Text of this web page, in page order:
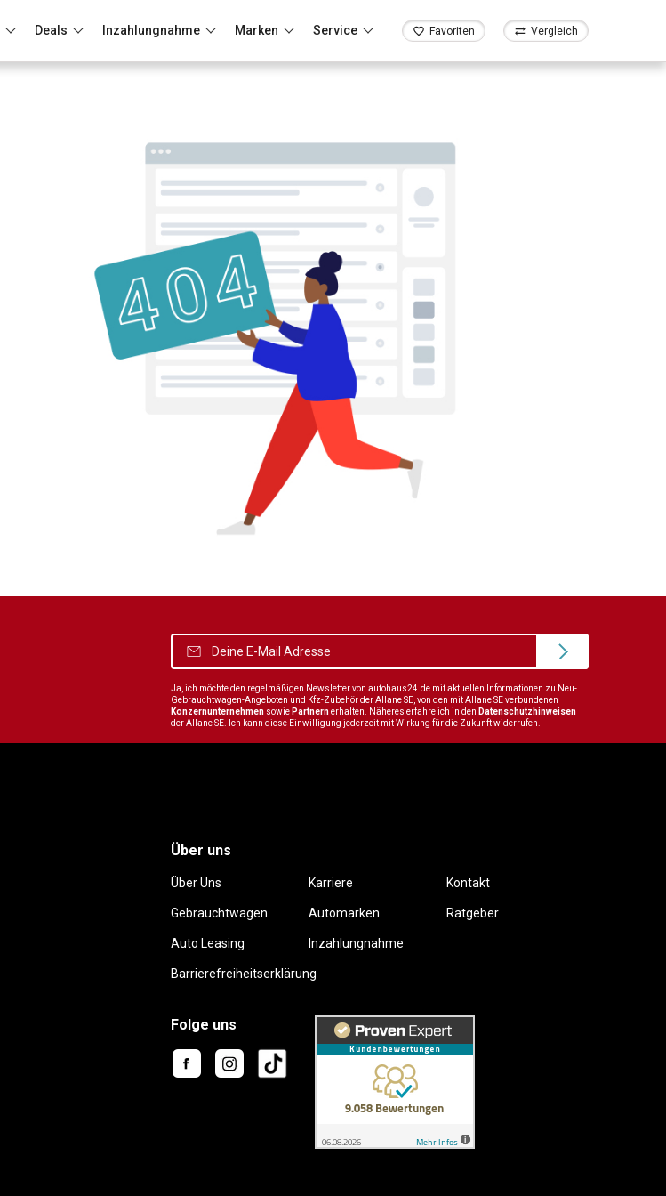
Deals Inzahlungnahme Marken Service Favoriten Vergleich
Ja, ich möchte den regelmäßigen Newsletter von autohaus24.de mit aktuellen Informationen zu Neu-
Gebrauchtwagen-Angeboten und Kfz-Zubehör der Allane SE, von den mit Allane SE verbundenen
Konzernunternehmen sowie Partnernerhalten. Näheres erfahre ich in den Datenschutzhinweisen
der Allane SE. Ich kann diese Einwilligung jederzeit mit Wirkung für die Zukunft widerrufen.
Über uns
Über Uns Karriere Kontakt
Gebrauchtwagen Automarken Ratgeber
Auto Leasing Inzahlungnahme
Barrierefreiheitserklärung
Folge uns